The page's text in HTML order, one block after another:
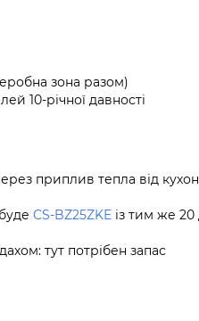
зона разом)
10-річної давності
приплив тепла від
CS-BZ25ZKE із тим же 20
тут потрібен запас